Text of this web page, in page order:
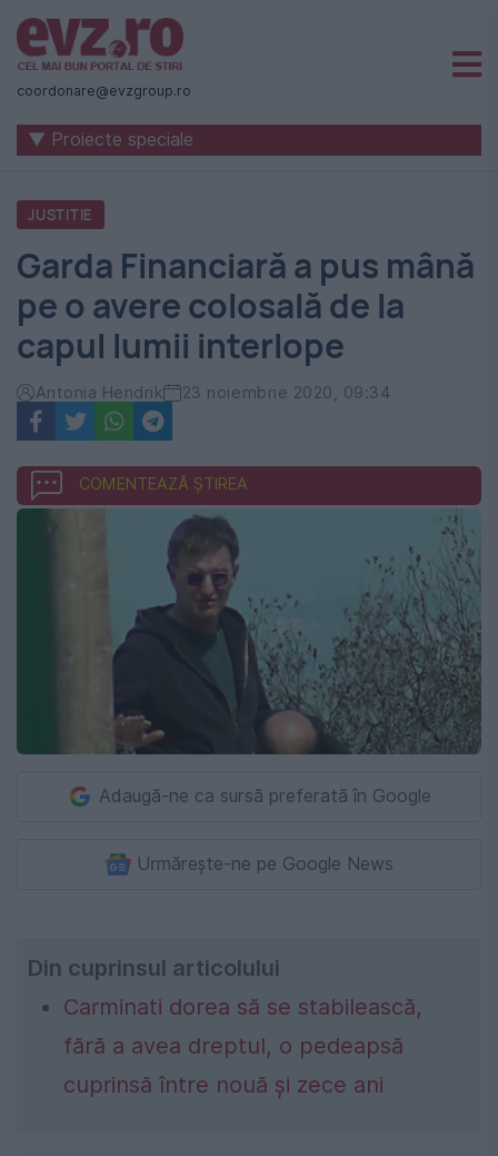
Știri
naționale
internaționale
România
-
Evenimentul
Zilei
coordonare@evzgroup.ro
▼ Proiecte speciale
JUSTITIE
Garda Financiară a pus mână
pe o avere colosală de la
capul lumii interlope
Antonia Hendrik 23 noiembrie 2020, 09:34
COMENTEAZĂ ȘTIREA
Adaugă-ne ca sursă preferată în Google
Urmărește-ne pe Google News
Din cuprinsul articolului
Carminati dorea să se stabilească,
fără a avea dreptul, o pedeapsă
cuprinsă între nouă și zece ani